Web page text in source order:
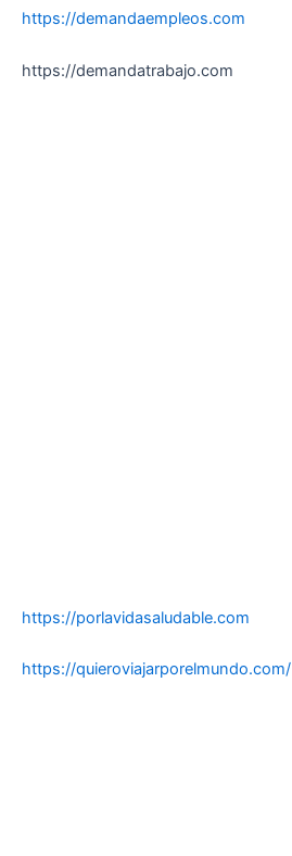
https://demandaempleos.com
https://demandatrabajo.com
https://porlavidasaludable.com
https://quieroviajarporelmundo.com/